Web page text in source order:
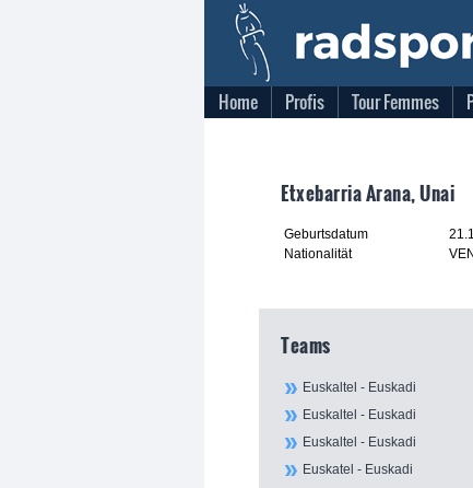
Home Profis Tour Femmes
Etxebarria Arana, Unai
Geburtsdatum
Nationalität
VEN
Teams
Euskaltel - Euskadi
Euskaltel - Euskadi
Euskaltel - Euskadi
Euskatel - Euskadi